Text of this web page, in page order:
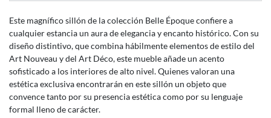
Este magnífico sillón de la colección Belle Époque confiere a
cualquier estancia un aura de elegancia y encanto histórico. Con su
diseño distintivo, que combina hábilmente elementos de estilo del
Art Nouveau y del Art Déco, este mueble añade un acento
sofisticado a los interiores de alto nivel. Quienes valoran una
estética exclusiva encontrarán en este sillón un objeto que
convence tanto por su presencia estética como por su lenguaje
formal lleno de carácter.